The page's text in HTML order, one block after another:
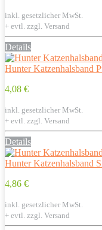
inkl. gesetzlicher MwSt.
+ evtl. zzgl. Versand
Details
Hunter Katzenhalsband
4,08 €
inkl. gesetzlicher MwSt.
+ evtl. zzgl. Versand
Details
Hunter Katzenhalsband
4,86 €
inkl. gesetzlicher MwSt.
+ evtl. zzgl. Versand